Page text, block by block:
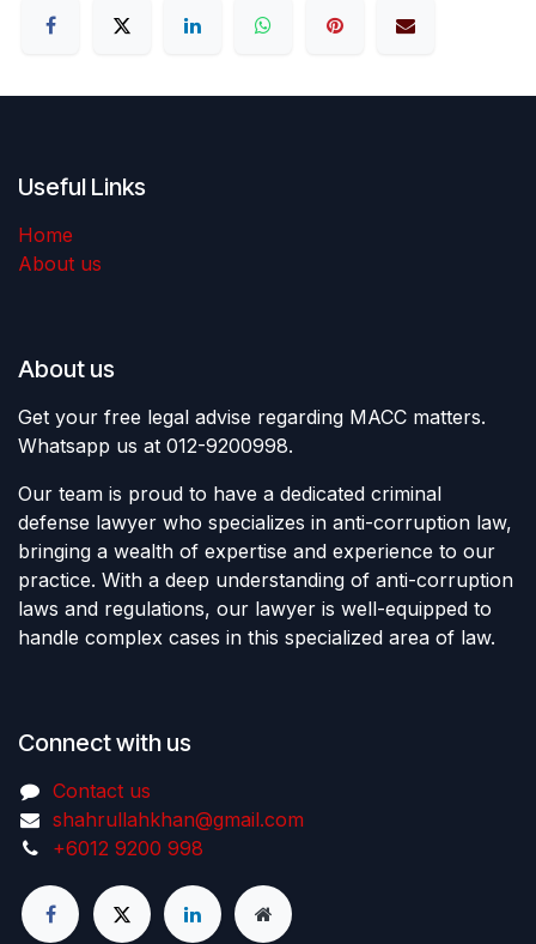
Useful Links
Home
About us
About us
Get your free legal advise regarding MACC matters.
Whatsapp us at 012-9200998.
Our team is proud to have a dedicated criminal
defense lawyer who specializes in anti-corruption law,
bringing a wealth of expertise and experience to our
practice. With a deep understanding of anti-corruption
laws and regulations, our lawyer is well-equipped to
handle complex cases in this specialized area of law.
Connect with us
Contact us
shahrullahkhan@gmail.com
+6012 9200 998